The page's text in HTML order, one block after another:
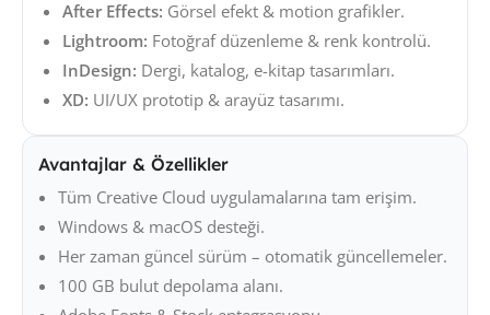
After Effects: Görsel efekt & motion grafikler.
Lightroom: Fotoğraf düzenleme & renk kontrolü.
InDesign: Dergi, katalog, e-kitap tasarımları.
XD: UI/UX prototip & arayüz tasarımı.
Avantajlar & Özellikler
Tüm Creative Cloud uygulamalarına tam erişim.
Windows & macOS desteği.
Her zaman güncel sürüm – otomatik güncellemeler.
100 GB bulut depolama alanı.